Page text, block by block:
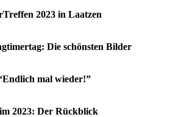
2023 in Laatzen
Die schönsten Bilder
mal wieder!”
2023: Der Rückblick